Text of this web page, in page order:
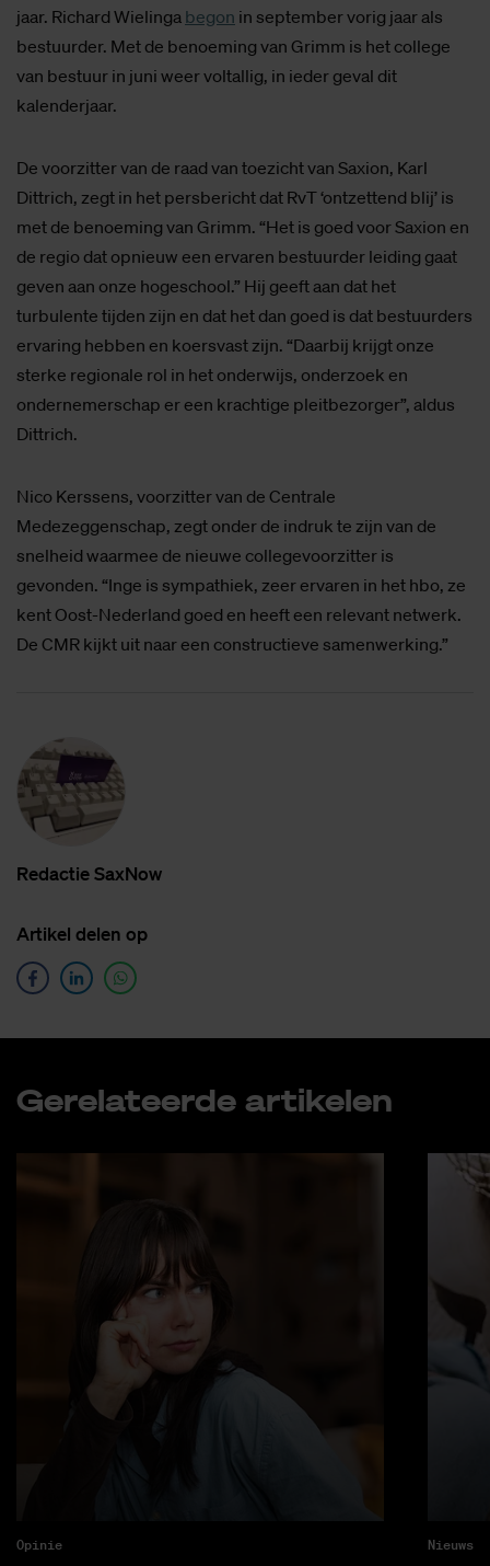
jaar. Richard Wielinga begon in september vorig jaar als
bestuurder. Met de benoeming van Grimm is het college
van bestuur in juni weer voltallig, in ieder geval dit
kalenderjaar.
De voorzitter van de raad van toezicht van Saxion, Karl
Dittrich, zegt in het persbericht dat RvT ‘ontzettend blij’ is
met de benoeming van Grimm. “Het is goed voor Saxion en
de regio dat opnieuw een ervaren bestuurder leiding gaat
geven aan onze hogeschool.” Hij geeft aan dat het
turbulente tijden zijn en dat het dan goed is dat bestuurders
ervaring hebben en koersvast zijn. “Daarbij krijgt onze
sterke regionale rol in het onderwijs, onderzoek en
ondernemerschap er een krachtige pleitbezorger”, aldus
Dittrich.
Nico Kerssens, voorzitter van de Centrale
Medezeggenschap, zegt onder de indruk te zijn van de
snelheid waarmee de nieuwe collegevoorzitter is
gevonden. “Inge is sympathiek, zeer ervaren in het hbo, ze
kent Oost-Nederland goed en heeft een relevant netwerk.
De CMR kijkt uit naar een constructieve samenwerking.”
Re­dac­tie SaxNow
Ar­ti­kel de­len op
Ge­re­la­teer­de ar­ti­ke­len
Opinie Nieuws